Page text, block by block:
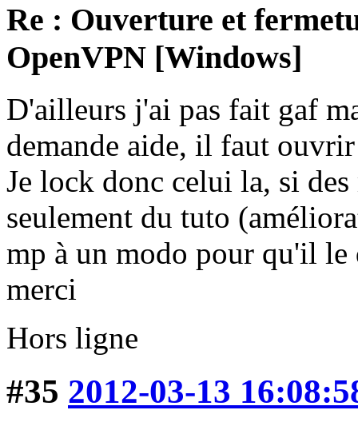
Re : Ouverture et
OpenVPN [Windows]
D'ailleurs j'ai pas fait gaf
demande aide, il faut
Je lock donc celui la, si
seulement du tuto
mp à un modo pour qu'il le
merci
Hors ligne
#35 2012-03-13